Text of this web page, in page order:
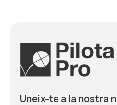
Uneix-te a la nostra